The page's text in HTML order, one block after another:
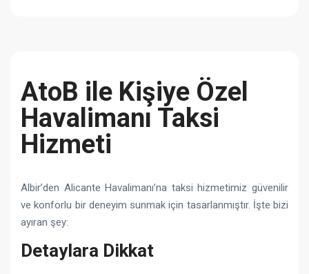
AtoB ile Kişiye Özel
Havalimanı Taksi
Hizmeti
Albir’den Alicante Havalimanı’na taksi hizmetimiz güvenilir
ve konforlu bir deneyim sunmak için tasarlanmıştır. İşte bizi
ayıran şey:
Detaylara Dikkat